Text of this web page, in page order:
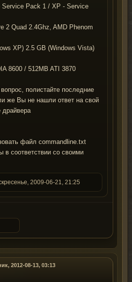
Pack 1 / XP - Service
2 Quad 2.4Ghz, AMD Phenom
XP) 2.5 GB (Windows Vista)
8600 / 512MB ATI 3870
полистайте последние
же Вы не нашли ответ на свой
драйвера
файл commandline.txt
в соответствии со своими
2009-06-21, 21:25
2012-08-13, 03:13